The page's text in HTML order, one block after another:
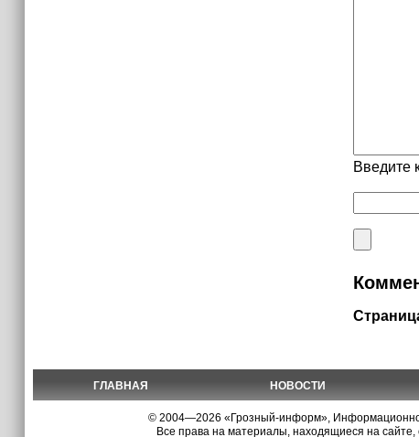
Введите
ГЛАВНАЯ НОВОСТИ
© 2004—2026 «Грозный-информ»,
Все права на материалы, находящиеся на сайте,